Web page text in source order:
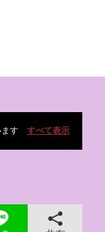
す すべて表示